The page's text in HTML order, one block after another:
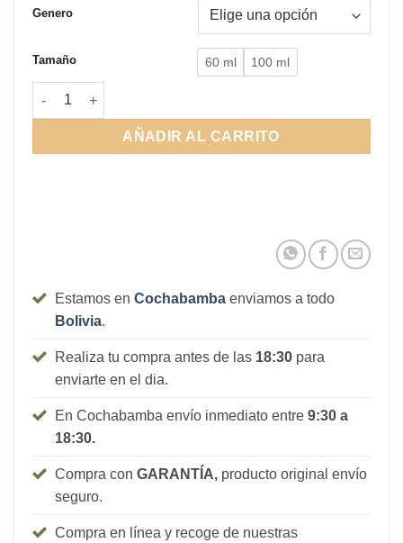
Genero
Tamaño 60 ml
100 ml
Y Le Parfum cantidad
AÑADIR AL CARRITO
Estamos en Cochabamba enviamos a todo
Bolivia.
Realiza tu compra antes de las 18:30para
enviarte en el dia.
En Cochabamba envío inmediato entre 9:30 a
18:30.
Compra con GARANTÍA,producto original envío
seguro.
Compra en línea y recoge de nuestras